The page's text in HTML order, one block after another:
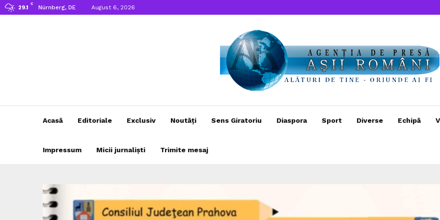
29.1
C
Nürnberg, DE August 6, 2026
Acasă Editoriale Exclusiv Noutăți Sens Giratoriu Diaspora Sport Diverse Echipă
Impressum Micii jurnaliști Trimite mesaj